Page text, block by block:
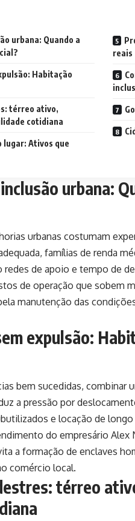
urbana: Quando a
Habitação
térreo ativo,
cotidiana
lugar: Ativos que
reais
urbana:
urbanas costumam
famílias de renda
redes de apoio e tempo de
de operação que sobem
manutenção das
expulsão:
bem sucedidas, combinar
a pressão por
e locação de
do empresário Alex
a formação de enclaves
comércio local.
térreo